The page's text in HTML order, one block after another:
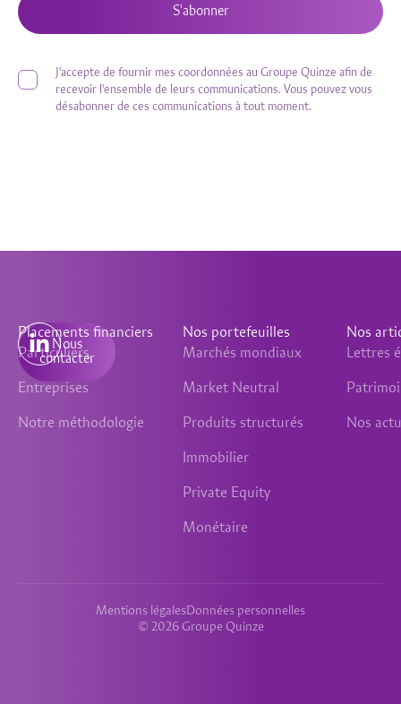
J'accepte de fournir mes coordonnées au Groupe Quinze afin de
recevoir l'ensemble de leurs communications. Vous pouvez vous
désabonner de ces communications à tout moment.
S'abonner
Nous
contacter
Placements financiers
Particuliers
Entreprises
Notre méthodologie
Nos portefeuilles
Marchés mondiaux
Market Neutral
Produits structurés
Immobilier
Private Equity
Monétaire
Nos
Lettres
Nos
© 2026 Groupe Quinze
Mentions légalesDonnées personnelles